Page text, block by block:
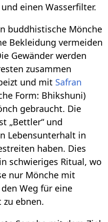
einen Wasserfilter.
buddhistische Mönche
Bekleidung vermeiden
Gewänder werden
zusammen
und mit Safran
Form: Bhikshuni)
gebraucht. Die
„Bettler“ und
Lebensunterhalt in
haben. Dies
schwieriges Ritual, wo
nur Mönche mit
Weg für eine
ebnen.